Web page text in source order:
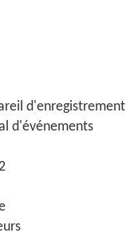
d'enregistrement
d'événements